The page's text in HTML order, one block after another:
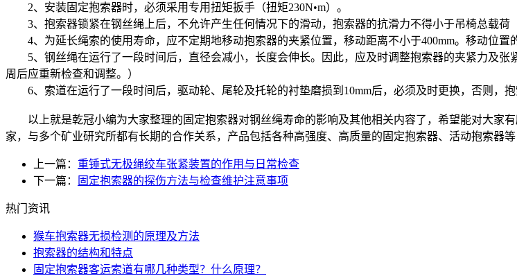
2、安装固定抱索器时，必须采用专用扭矩扳手（扭矩230N•m）。
3、抱索器锁紧在钢丝绳上后，不允许产生任何情况下的滑动，抱索器的抗滑力不得小于吊椅总载荷
4、为延长绳索的使用寿命，应不定期地移动抱索器的夹紧位置，移动距离不小于400mm。移动位置
5、钢丝绳在运行了一段时间后，直径会减小，长度会伸长。因此，应及时调整抱索器的夹紧力及张
周后应重新检查和调整。）
6、索道在运行了一段时间后，驱动轮、尾轮及托轮的衬垫磨损到10mm后，必须及时更换，否则，抱
以上就是乾冠小编为大家整理的固定抱索器对钢丝绳寿命的影响及其他相关内容了，希望能对大家
家，与多个矿业研究所都有长期的合作关系，产品包括各种高强度、高质量的固定抱索器、活动抱索器
上一篇： 重锤式无极绳绞车张紧装置的作用与日常检查
下一篇：
固定抱索器的探伤方法与检查维护注意事项
热门资讯
猴车抱索器无损检测的原理及方法
抱索器的结构和特点
固定抱索器客运索道有哪几种类型？什么原理？